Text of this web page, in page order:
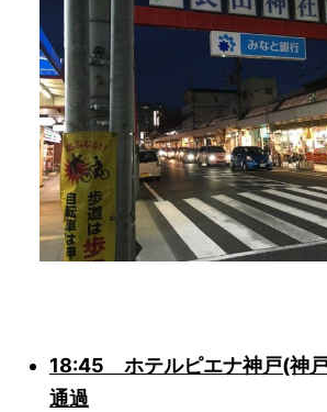
18:45 ホテルピエナ神戸(神
通過